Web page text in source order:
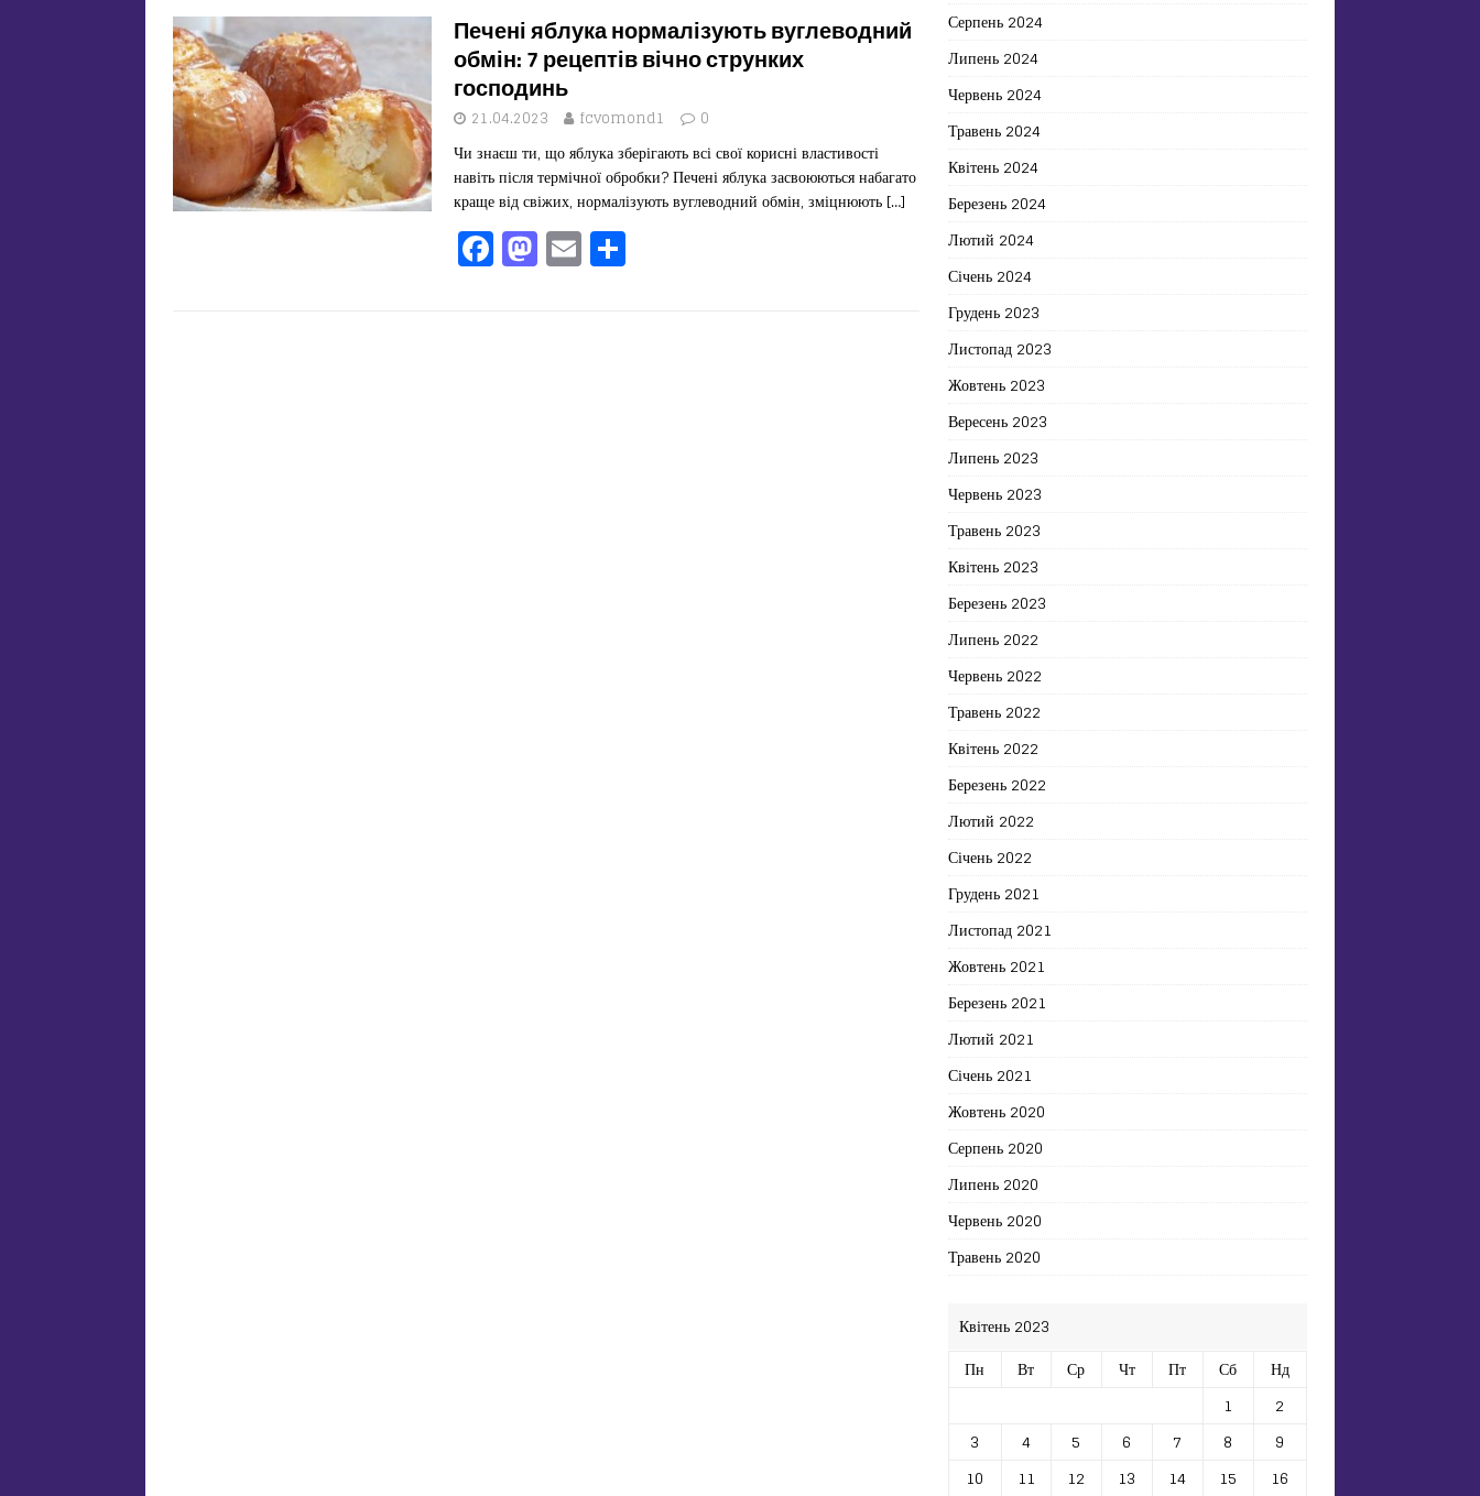
e
b
o
o
k
o
d
o
n
l ит
ис
я
Печені яблука нормалізують вуглеводний
обмін: 7 рецептів вічно струнких
господинь
21.04.2023 fcvomond1 0
Чи знаєш ти, що яблука зберігають всі свої корисні властивості
навіть після термічної обробки? Печені яблука засвоюються набагато
краще від свіжих, нормалізують вуглеводний обмін, зміцнюють […]
F
a
M
a
E
m
Серпень 2024
Липень 2024
Червень 2024
Травень 2024
Квітень 2024
Березень 2024
Лютий 2024
Січень 2024
Грудень 2023
Листопад 2023
Жовтень 2023
Вересень 2023
Липень 2023
Червень 2023
Травень 2023
Квітень 2023
Березень 2023
Липень 2022
Червень 2022
Травень 2022
Квітень 2022
Березень 2022
Лютий 2022
Січень 2022
Грудень 2021
Листопад 2021
Жовтень 2021
Березень 2021
Лютий 2021
Січень 2021
Жовтень 2020
Серпень 2020
Липень 2020
Червень 2020
Травень 2020
Квітень 2023
Пн
Вт Ср Чт Пт Сб
Нд
1
2
3
4 5 6 7 8
9
10
11 12 13 14 15 16